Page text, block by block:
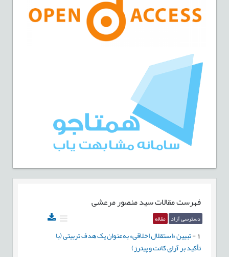
فهرست مقالاتسید منصور مرعشی
دسترسی آزاد مقاله
-تبیین «استقلال اخلاقی» به‌عنوان یک هدف تربیتی (با
تأکید بر آرای کانت و پیترز)